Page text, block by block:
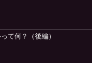
て何？（後編）